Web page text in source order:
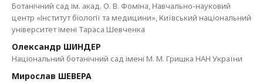
Ботанічний сад ім. акад. О. В. Фоміна, Навчально-науковий
центр «Інститут біології та медицини», Київський національний
університет імені Тараса Шевченка
Олександр ШИНДЕР
Національний ботанічний сад імені М. М. Гришка НАН України
Мирослав ШЕВЕРА